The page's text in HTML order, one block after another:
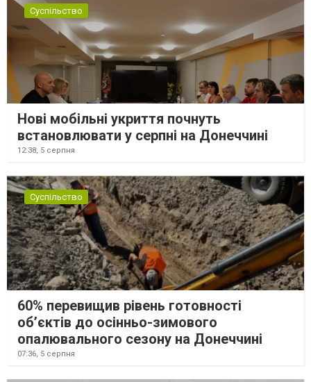
Суспільство
Нові мобільні укриття почнуть
встановлювати у серпні на Донеччині
12:38, 5 серпня
Суспільство
60% перевищив рівень готовності
об’єктів до осінньо-зимового
опалювального сезону на Донеччині
07:36, 5 серпня